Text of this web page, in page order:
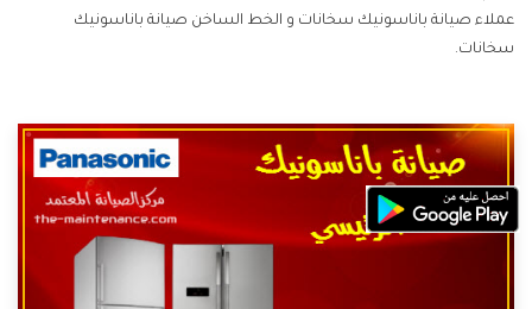
عملاء صيانة باناسونيك سخانات و الخط الساخن صيانة باناسونيك
سخانات.